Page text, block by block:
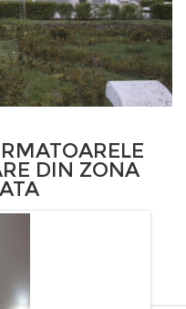
DIN ZONA